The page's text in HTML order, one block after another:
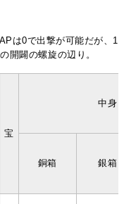
は0で出撃が可能だが、1
開闢の螺旋の辺り。
宝
中身
銅箱 銀箱